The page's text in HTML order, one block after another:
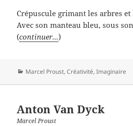
Crépuscule grimant les arbres et
Avec son manteau bleu, sous
(continuer...)
Catégories
Marcel Proust,Créativité,Imaginaire
Anton Van Dyck
Marcel Proust